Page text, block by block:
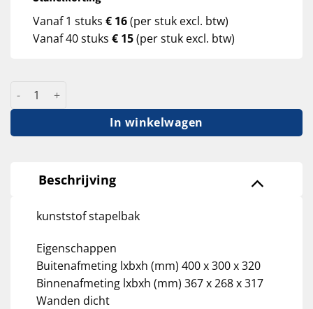
Vanaf 1 stuks € 16(per stuk excl. btw)
Vanaf 40 stuks € 15(per stuk excl. btw)
kunststof stapelbak 40x30x32 aantal
In winkelwagen
Beschrijving
kunststof stapelbak
Eigenschappen
Buitenafmeting lxbxh (mm) 400 x 300 x 320
Binnenafmeting lxbxh (mm) 367 x 268 x 317
Wanden dicht